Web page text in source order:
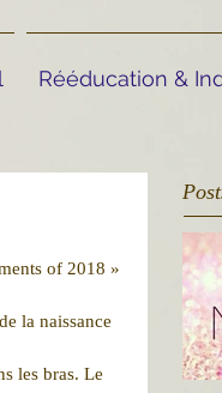
Rééducation &
of 2018 »
la naissance
les bras. Le